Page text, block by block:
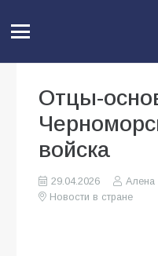
Отцы-
войска
29.04.2026
Алена
Новости в стране